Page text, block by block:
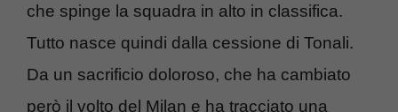
che spinge la squadra in alto in classifica.
Tutto nasce quindi dalla cessione di Tonali.
Da un sacrificio doloroso, che ha cambiato
però il volto del Milan e ha tracciato una